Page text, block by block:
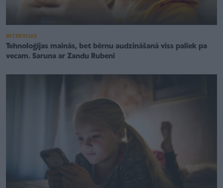
INTERVIJAS
Tehnoloģijas mainās, bet bērnu audzināšanā viss paliek pa
vecam. Saruna ar Zandu Rubeni